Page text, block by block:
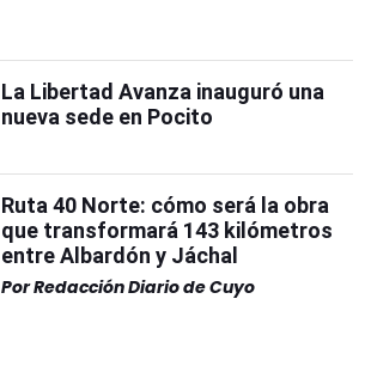
La Libertad Avanza inauguró una
nueva sede en Pocito
Ruta 40 Norte: cómo será la obra
que transformará 143 kilómetros
entre Albardón y Jáchal
PorRedacción Diario de Cuyo